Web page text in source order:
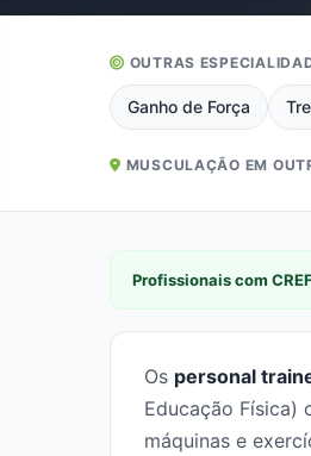
OUTRAS
Ganho de Força
MUSCULAÇÃO EM
Profissionais com
Os personal
Educação Física)
máquinas e